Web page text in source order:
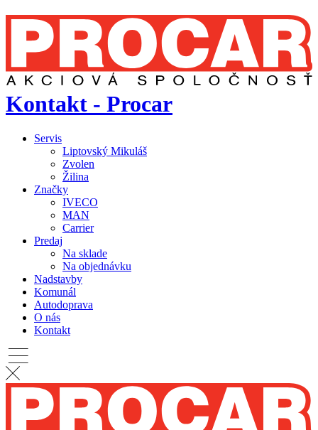
Kontakt - Procar
Servis
Liptovský Mikuláš
Zvolen
Žilina
Značky
IVECO
MAN
Carrier
Predaj
Na sklade
Na objednávku
Nadstavby
Komunál
Autodoprava
O nás
Kontakt